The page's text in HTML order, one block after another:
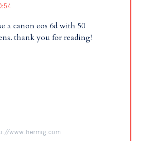
a canon eos 6d with 50
thank you for reading!
www.hermig.com